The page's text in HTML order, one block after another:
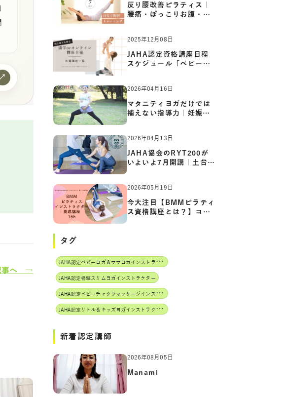
事へ →
反り腰改善ピラティス｜
腰痛・ぽっこりお腹・姿
2025年12月08日
JAHA認定資格講座日程
スケジュール「ベビーヨ
2026年04月16日
マタニティヨガだけでは
補えない指導力｜妊娠期
の体…
2026年04月13日
JAHA協会のRYT200が
いよいよ7月開講｜土台か
ら応用ま…
2026年05月19日
今大注目【BMMピラティ
ス資格講座とは？】コア
からカ…
タグ
J
AHA認定ベビーヨガ＆ママヨガインストラクター
JAHA認定骨盤スリムヨガインストラクター
J
AHA認定ベビーチャクラマッサージインストラクター
J
AHA認定リトル＆キッズヨガインストラクター
新着認定講師
2026年08月05日
Manami